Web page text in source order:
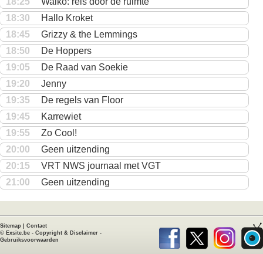
18:30
Hallo Kroket
18:45
Grizzy & the Lemmings
18:50
De Hoppers
19:05
De Raad van Soekie
19:20
Jenny
19:35
De regels van Floor
19:45
Karrewiet
19:55
Zo Cool!
20:00
Geen uitzending
20:15
VRT NWS journaal met VGT
21:00
Geen uitzending
Sitemap
Contact
© Exsite.be - Copyright & Disclaimer -
Gebruiksvoorwaarden